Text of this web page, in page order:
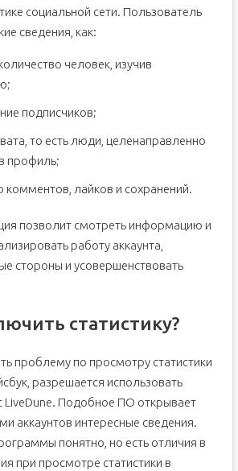
социальной сети. Пользователь
сведения, как:
человек, изучив
подписчиков;
то есть люди, целенаправленно
профиль;
комментов, лайков и сохранений.
позволит смотреть информацию и
работу аккаунта,
стороны и усовершенствовать
статистику?
проблему по просмотру статистики
разрешается использовать
LiveDune. Подобное ПО открывает
аккаунтов интересные сведения.
понятно, но есть отличия в
при просмотре статистики в